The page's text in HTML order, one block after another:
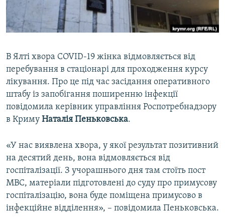
ВІДЕОУРОКИ «ELIFBE»
СВІДЧЕННЯ ОКУПАЦІЇ
ІНФОГРАФІКА
Русский
Qırımtatar
ДОЛУЧАЙСЯ!
Усі сайти RFE/RL
В Ялті хвора COVID-19 жінка відмовляється від
перебування в стаціонарі для проходження курсу
лікування. Про це під час засідання оперативного
штабу із запобігання поширенню інфекції
повідомила керівник управління Роспотребнадзору
в Криму Наталія Пеньковська.
«У нас виявлена хвора, у якої результат позитивний
на десятий день, вона відмовляється від
госпіталізації. З учорашнього дня там стоїть пост
МВС, матеріали підготовлені до суду про примусову
госпіталізацію, вона буде поміщена примусово в
інфекційне відділення», – повідомила Пеньковська.